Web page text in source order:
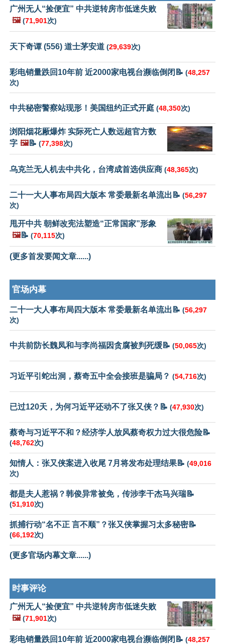
广州无人“捡便宜” 中共逆转房市低迷失败
🖼️ (71,901次)
天下奇谭 (556) 道士茅安道 (29,639次)
彩电销量跌回10年前 近2000家电视台濒临倒闭📝 (48,257
次)
中共秘密警察站现形！美国纽约正式开庭 (48,350次)
浏阳烟花厰爆炸 实际死亡人数远超官方数
字 🖼️📝 (77,398次)
乌克兰无人机去中共化，台湾成首选供应商 (48,365次)
二十一大人事布局四大版本 常委最新名单流出📝 (56,297
次)
甩开中共 朝鲜改宪法塑造“正常国家”形象
🖼️📝 (70,115次)
(更多首发要闻文章......)
官场内幕
二十一大人事布局四大版本 常委最新名单流出📝 (56,297
次)
中共前防长魏凤和与李尚福因贪腐被判死缓📝 (50,065次)
习近平引蛇出洞，蔡奇五中全会接班是骗局？ (54,716次)
已过120天，为何习近平还动不了张又侠？📝 (47,930次)
蔡奇与习近平不和？经济学人放风蔡奇权力过大很危险📝
(48,762次)
知情人：张又侠案进入收尾 7月将发布处理结果📝 (49,016
次)
都是夫人惹祸？韩俊异常被免，传涉李干杰马兴瑞📝
(51,910次)
抓捕行动“名不正 言不顺”？张又侠掌握习太多秘密📝
(66,192次)
(更多官场内幕文章......)
时事评论
广州无人“捡便宜” 中共逆转房市低迷失败
🖼️ (71,901次)
彩电销量跌回10年前 近2000家电视台濒临倒闭📝 (48,257